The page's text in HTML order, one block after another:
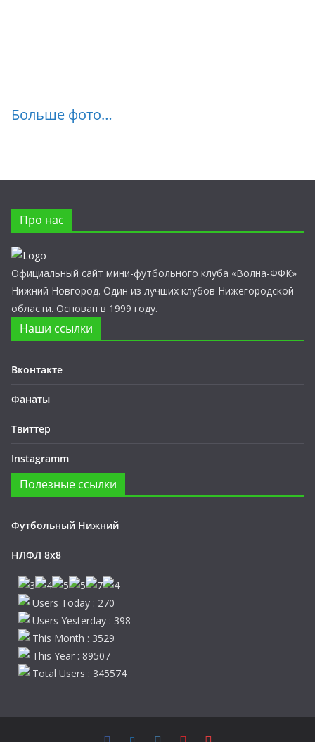
Больше фото…
Про нас
Официальный сайт мини-футбольного клуба «Волна-ФФК»
Нижний Новгород. Один из лучших клубов Нижегородской
области. Основан в 1999 году.
Наши ссылки
Вконтакте
Фанаты
Твиттер
Instagramm
Полезные ссылки
Футбольный Нижний
НЛФЛ 8х8
Users Today : 270
Users Yesterday : 398
This Month : 3529
This Year : 89507
Total Users : 345574